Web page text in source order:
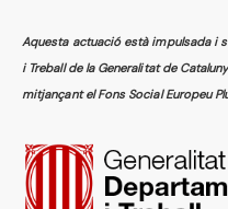
Aquesta actuació està impulsada i
i Treball de la Generalitat de
mitjançant el Fons Social Europeu